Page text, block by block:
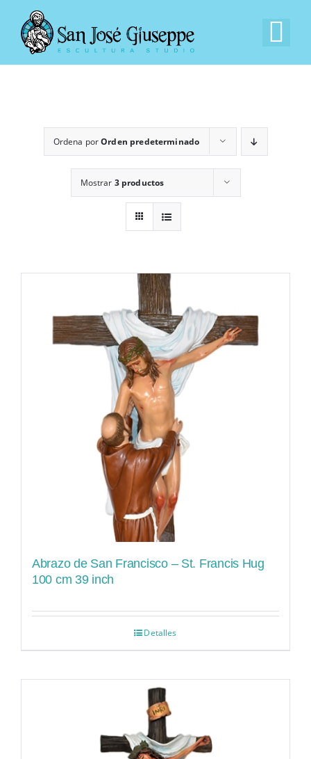
contenido
Nuestra Empresa
Experiencia
Ordena porOrden predeterminado
Mostrar 3 productos
Abrazo de San Francisco – St. Francis Hug
100 cm 39 inch
Detalles